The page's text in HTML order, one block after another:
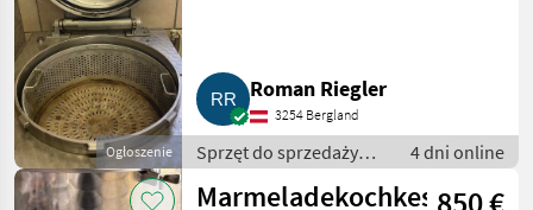
Ogłoszenie
Roman Riegler
3254 Bergland
Sprzęt do sprzedaży
pośredniej / Inny sprzęt
do sprzedaży
4 dni online
Marmeladekochkessel